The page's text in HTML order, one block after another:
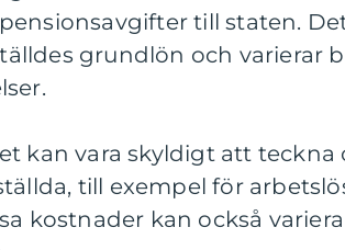
till staten.
grundlön och varierar
kan vara skyldigt att teckna
till exempel för
kostnader kan också